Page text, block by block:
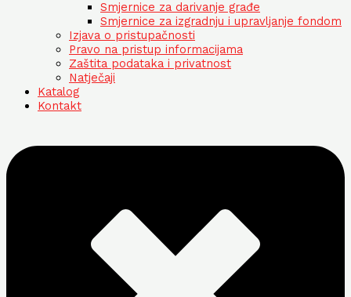
Smjernice za darivanje građe
Smjernice za izgradnju i upravljanje fondom
Izjava o pristupačnosti
Pravo na pristup informacijama
Zaštita podataka i privatnost
Natječaji
Katalog
Kontakt